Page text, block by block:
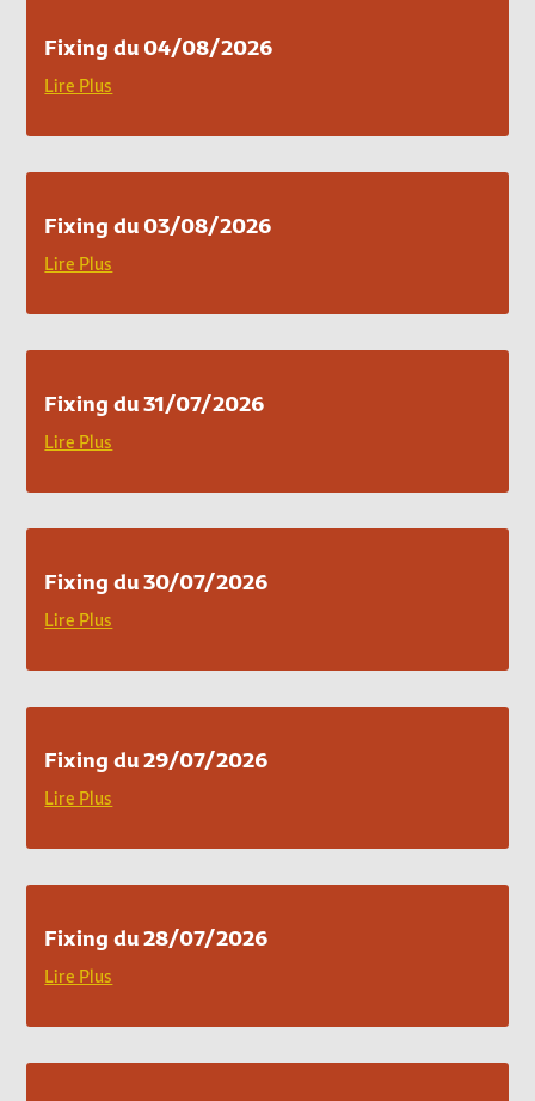
Fixing du 04/08/2026
Lire Plus
Fixing du 03/08/2026
Lire Plus
Fixing du 31/07/2026
Lire Plus
Fixing du 30/07/2026
Lire Plus
Fixing du 29/07/2026
Lire Plus
Fixing du 28/07/2026
Lire Plus